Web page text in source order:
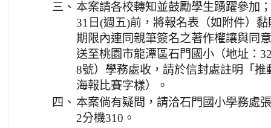
三、 本案請各校轉知並鼓勵學生踴躍參加
31日(週五)前，將報名表（如附件）
期限內連同親筆簽名之著作權讓與同
送至桃園市龍潭區石門國小（地址：
8號）學務處收，請於信封處註明「
海報比賽字樣）。
四、 本案倘有疑問，請洽石門國小學務處
2分機310。